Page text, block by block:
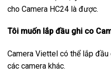
cho Camera HC24 là được.
Tôi muốn lắp đầu ghi co
Camera Viettel có thể lắp
các camera khác.